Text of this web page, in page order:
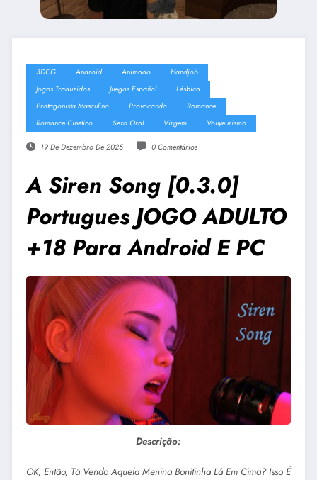
3DCG Android Animado
Handjob
Jogos Traduzidos
Juegos Español
Lésbica
Protagonista Masculino
Provocando
Romance
Romance Cinético
Sexo Oral Virgem Vouyeurismo
19 De Dezembro De 2025 0 Comentários
A Siren Song [0.3.0]
Portugues JOGO ADULTO
+18 Para Android E PC
Descrição:
OK, Então, Tá Vendo Aquela Menina Bonitinha Lá Em Cima? Isso É